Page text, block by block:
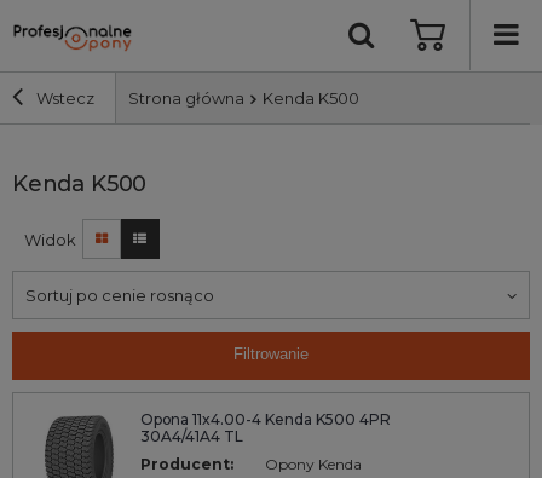
Wstecz Strona główna Kenda K500
Szerokość i profil
Średnica
Producent
Nośność
Kenda K500
Widok
Sortuj po cenie rosnąco
Filtrowanie
Opona 11x4.00-4 Kenda K500 4PR
30A4/41A4 TL
Producent:
Opony Kenda